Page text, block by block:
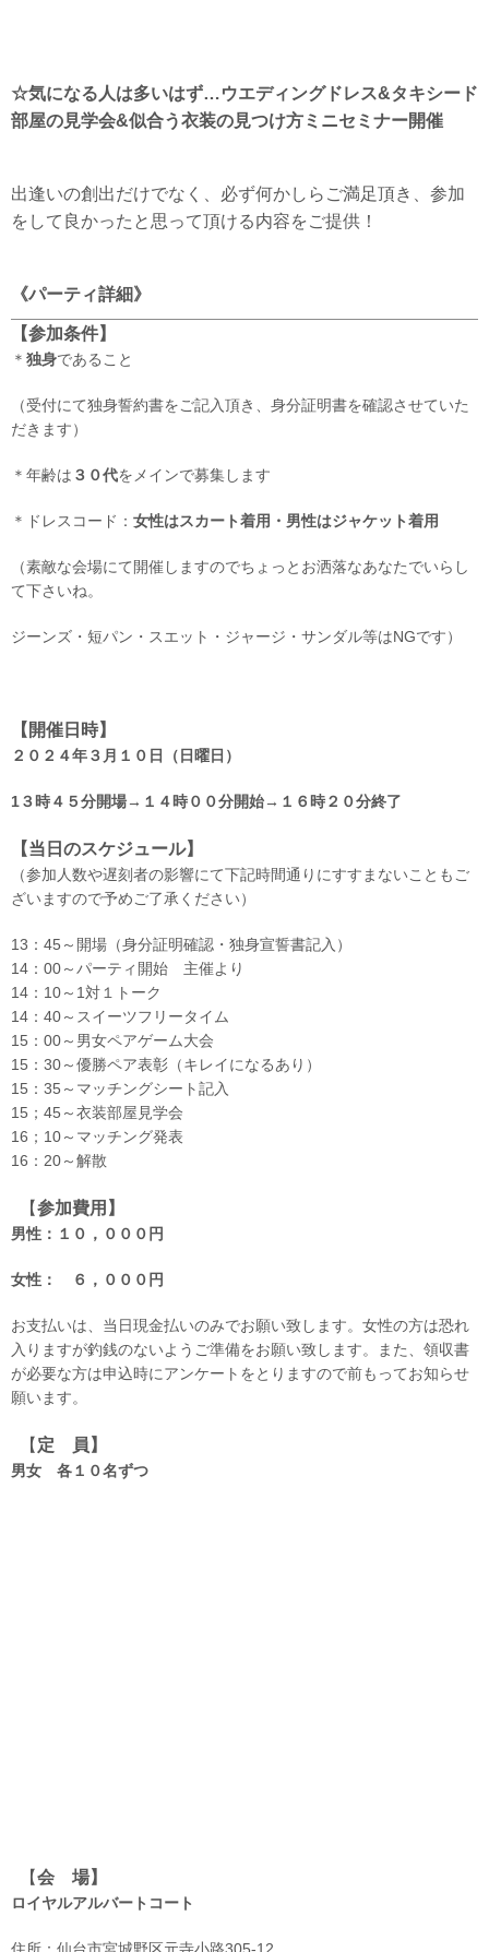
☆気になる人は多いはず…ウエディングドレス&タキシード
部屋の見学会&似合う衣装の見つけ方ミニセミナー開催
出逢いの創出だけでなく、必ず何かしらご満足頂き、参加
をして良かったと思って頂ける内容をご提供！
《パーティ詳細》
【参加条件】
＊ 独身であること
（受付にて独身誓約書をご記入頂き、身分証明書を確認させていた
だきます）
＊年齢は ３０代をメインで募集します
＊ドレスコード： 女性はスカート着用・男性はジャケット着用
（素敵な会場にて開催しますのでちょっとお洒落なあなたでいらし
て下さいね。
ジーンズ・短パン・スエット・ジャージ・サンダル等はNGです）
【開催日時】
２０２４年３月１０日（日曜日）
1３時４５分開場→１４時００分開始→１６時２０分終了
【当日のスケジュール】
（参加人数や遅刻者の影響にて下記時間通りにすすまないこともご
ざいますので予めご了承ください）
13：45～開場（身分証明確認・独身宣誓書記入）
14：00～パーティ開始 主催より
14：10～1対１トーク
14：40～スイーツフリータイム
15：00～男女ペアゲーム大会
15：30～優勝ペア表彰（キレイになるあり）
15：35～マッチングシート記入
15；45～衣装部屋見学会
16；10～マッチング発表
16：20～解散
【参加費用】
男性：１０，０００円
女性： ６，０００円
お支払いは、当日現金払いのみでお願い致します。女性の方は恐れ
入りますが釣銭のないようご準備をお願い致します。また、領収書
が必要な方は申込時にアンケートをとりますので前もってお知らせ
願います。
【 定 員】
男女 各１０名ずつ
【会 場】
ロイヤルアルバートコート